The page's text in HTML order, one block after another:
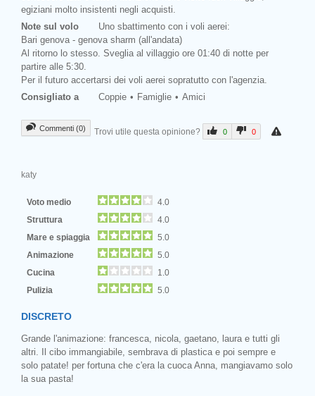
egiziani molto insistenti negli acquisti.
Note sul volo
Uno sbattimento con i voli aerei:
Bari genova - genova sharm (all'andata)
Al ritorno lo stesso. Sveglia al villaggio ore 01:40 di notte per
partire alle 5:30.
Per il futuro accertarsi dei voli aerei sopratutto con l'agenzia.
Consigliato a
Coppie Famiglie Amici
Commenti (0) Trovi utile questa opinione? 0 0
katy
Voto medio
4.0
Struttura
4.0
Mare e spiaggia
5.0
Animazione
5.0
Cucina
1.0
Pulizia
5.0
DISCRETO
Grande l'animazione: francesca, nicola, gaetano, laura e tutti gli
altri. Il cibo immangiabile, sembrava di plastica e poi sempre e
solo patate! per fortuna che c'era la cuoca Anna, mangiavamo solo
la sua pasta!